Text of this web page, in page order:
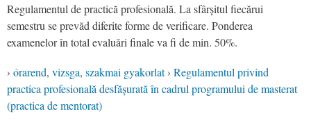
Regulamentul de practică profesională. La sfârșitul fiecărui
semestru se prevăd diferite forme de verificare. Ponderea
examenelor în total evaluări finale va fi de min. 50%.
› órarend, vizsga, szakmai gyakorlat› Regulamentul privind
practica profesională desfășurată în cadrul programului de masterat
(practica de mentorat)